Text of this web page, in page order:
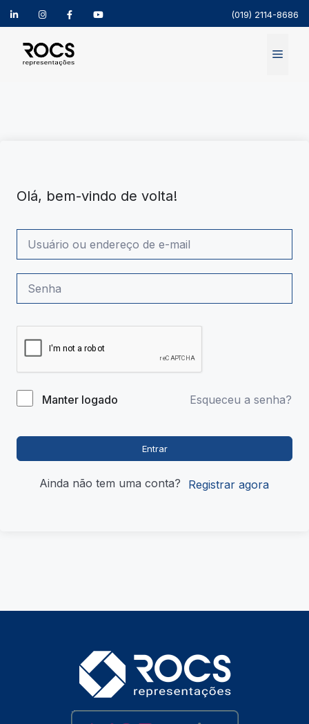
(019) 2114-8686
para
Menu
Olá, bem-vindo de volta!
Manter logado Esqueceu a senha?
Entrar
Ainda não tem uma conta? Registrar agora